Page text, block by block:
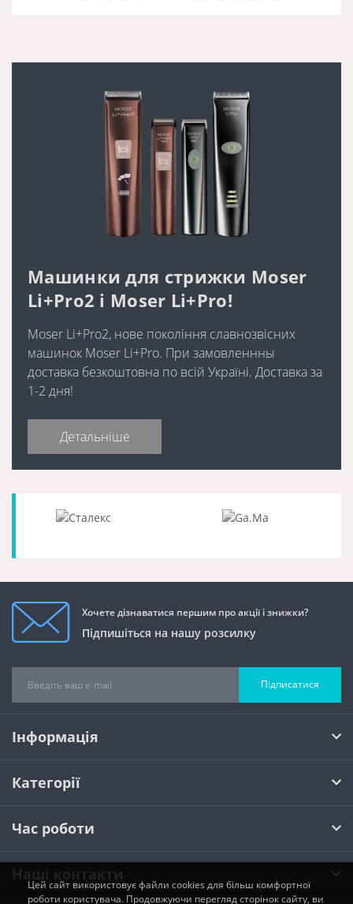
Машинки для стрижки Moser
Li+Pro2 і Moser Li+Pro!
Moser Li+Pro2, нове покоління славнозвісних
машинок Moser Li+Pro. При замовленнны
доставка безкоштовна по всій Україні. Доставка за
1-2 дня!
Детальніше
Хочете дізнаватися першим про акції і знижки?
Підпишіться на нашу розсилку
Підписатися
Інформація
Категорії
Час роботи
Наші контакти
Цей сайт використовує файли cookies для більш комфортної
роботи користувача. Продовжуючи перегляд сторінок сайту, ви